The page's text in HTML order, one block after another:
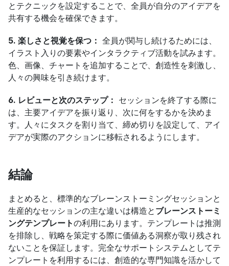
とテクニックを設定することで、全員が自分のアイデアを
共有する機会を確保できます。
5. 楽しさと視覚を保つ： 全員が関与し続けるためには、
イラスト入りの要素やインタラクティブ活動を試みます。
色、画像、チャートを追加することで、創造性を刺激し、
人々の興味を引き続けます。
6. レビューと次のステップ： セッションを終了する際に
は、主要アイデアを振り返り、次に何をするかを決めま
す。人々にタスクを割り当て、締め切りを設定して、アイ
デアが実際のアクションに移転されるようにします。
結論
まとめると、標準的なブレーンストーミングセッションと
生産的なセッションの主な違いは構造と ブレーンストーミ
ングテンプレートの利用にあります。テンプレートは推測
を排除し、戦略を策定する際に価値ある洞察が取り残され
ないことを保証します。完全なサポートシステムとしてテ
ンプレートを利用するには、創造的な専門知識を活かして